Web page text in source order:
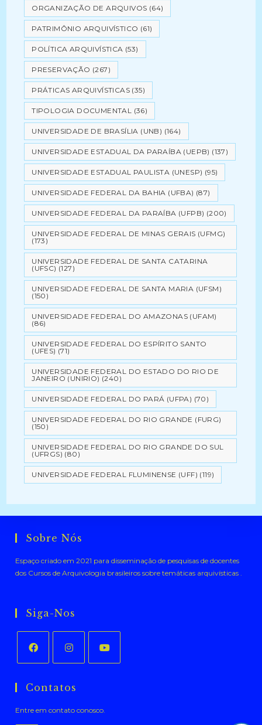
ORGANIZAÇÃO DE ARQUIVOS (64)
PATRIMÔNIO ARQUIVÍSTICO (61)
POLÍTICA ARQUIVÍSTICA (53)
PRESERVAÇÃO (267)
PRÁTICAS ARQUIVÍSTICAS (35)
TIPOLOGIA DOCUMENTAL (36)
UNIVERSIDADE DE BRASÍLIA (UNB) (164)
UNIVERSIDADE ESTADUAL DA PARAÍBA (UEPB) (137)
UNIVERSIDADE ESTADUAL PAULISTA (UNESP) (95)
UNIVERSIDADE FEDERAL DA BAHIA (UFBA) (87)
UNIVERSIDADE FEDERAL DA PARAÍBA (UFPB) (200)
UNIVERSIDADE FEDERAL DE MINAS GERAIS (UFMG)
(173)
UNIVERSIDADE FEDERAL DE SANTA CATARINA
(UFSC) (127)
UNIVERSIDADE FEDERAL DE SANTA MARIA (UFSM)
(150)
UNIVERSIDADE FEDERAL DO AMAZONAS (UFAM)
(86)
UNIVERSIDADE FEDERAL DO ESPÍRITO SANTO
(UFES) (71)
UNIVERSIDADE FEDERAL DO ESTADO DO RIO DE
JANEIRO (UNIRIO) (240)
UNIVERSIDADE FEDERAL DO PARÁ (UFPA) (70)
UNIVERSIDADE FEDERAL DO RIO GRANDE (FURG)
(150)
UNIVERSIDADE FEDERAL DO RIO GRANDE DO SUL
(UFRGS) (80)
UNIVERSIDADE FEDERAL FLUMINENSE (UFF) (119)
Sobre Nós
Espaço criado em 2021 para disseminação de pesquisas de docentes
dos Cursos de Arquivologia brasileiros sobre temáticas arquivísticas .
Siga-Nos
em
nova
em
nova
nova
Contatos
Entre em contato conosco.